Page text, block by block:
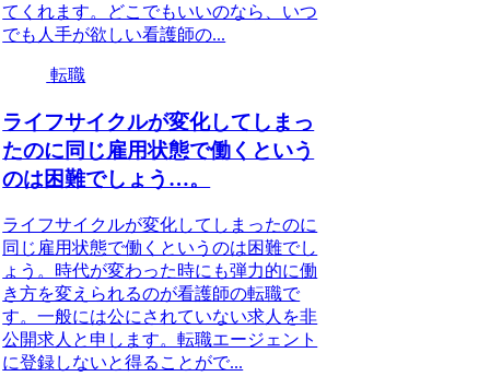
てくれます。どこでもいいのなら、いつ
でも人手が欲しい看護師の...
転職
ライフサイクルが変化してしまっ
たのに同じ雇用状態で働くという
のは困難でしょう…。
ライフサイクルが変化してしまったのに
同じ雇用状態で働くというのは困難でし
ょう。時代が変わった時にも弾力的に働
き方を変えられるのが看護師の転職で
す。一般には公にされていない求人を非
公開求人と申します。転職エージェント
に登録しないと得ることがで...